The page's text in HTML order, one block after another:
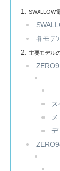
SWALLOW
各モデ
主要モデル
ス
デ